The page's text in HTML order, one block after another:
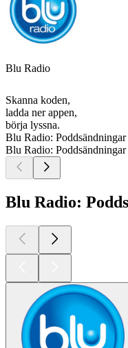
Blu Radio
Skanna koden,
ladda ner appen,
börja lyssna.
Blu Radio:
Blu Radio:
Blu Radio: